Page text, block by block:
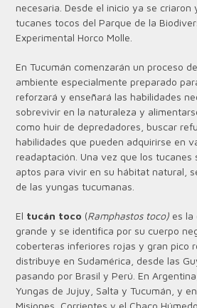
necesaria. Desde el inicio ya se criaron
tucanes tocos del Parque de la
Experimental Horco Molle.
En Tucumán comenzarán un proceso
ambiente especialmente preparado
reforzará y enseñará las habilidades
sobrevivir en la naturaleza y
como huir de depredadores, buscar
habilidades que pueden adquirirse en
readaptación. Una vez que los tucanes
aptos para vivir en su hábitat natural,
de las yungas tucumanas.
El tucán toco (Ramphastos toco) es la
grande y se identifica por su cuerpo
coberteras inferiores rojas y gran pico
distribuye en Sudamérica, desde las
pasando por Brasil y Perú. En
Yungas de Jujuy, Salta y Tucumán, y
Misiones, Corrientes y el Chaco